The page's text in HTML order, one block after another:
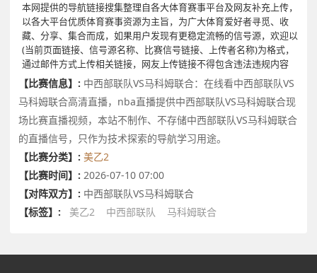
本网提供的导航链接搜集整理自各大体育赛事平台及网友补充上传，
以各大平台优质体育赛事资源为主旨，为广大体育爱好者寻觅、收
藏、分享、集合而成，如果用户发现有更稳定流畅的信号源，欢迎以
(当前页面链接、信号源名称、比赛信号链接、上传者名称)为格式，
通过邮件方式上传相关链接，网友上传链接不得包含违法违规内容
【比赛信息】: 中西部联队VS马科姆联合：在线看中西部联队VS
马科姆联合高清直播，nba直播提供中西部联队VS马科姆联合现
场比赛直播视频，本站不制作、不存储中西部联队VS马科姆联合
的直播信号，只作为技术探索的导航学习用途。
【比赛分类】: 美乙2
【比赛时间】: 2026-07-10 07:00
【对阵双方】: 中西部联队VS马科姆联合
【标签】:
美乙2 中西部联队 马科姆联合